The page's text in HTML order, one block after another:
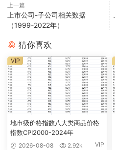
上一篇
上市公司-子公司相关数据
（1999-2022年）
猜你喜欢
地市级价格指数八大类商品价格
指数CPI2000-2024年
2026-08-08 2.92k VIP
VIP